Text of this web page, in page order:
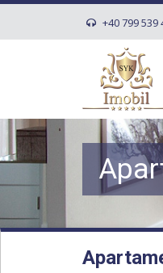
+40 799 539